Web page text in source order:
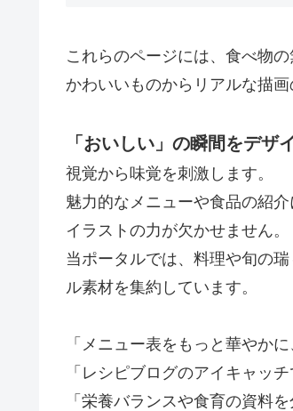
これらのページには、食べ物
かわいいものからリアルな描
「おいしい」の瞬間をデ
視覚から味覚を刺激します。
魅力的なメニューや食品の紹
イラストの力が欠かせません。
当ポータルでは、料理や旬の
ル素材を集約しています。
「メニュー表をもっと華やか
「レシピブログのアイキャッ
「栄養バランスや食育の資料